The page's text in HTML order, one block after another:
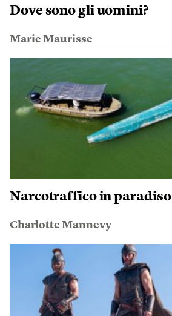
Dove sono gli uomini?
Marie Maurisse
Narcotraffico in paradiso
Charlotte Mannevy